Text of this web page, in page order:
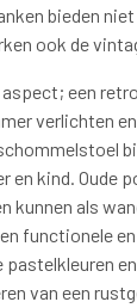
bieden
ook de
een
verlichten
en kind. Oude
kunnen als
functionele
van een